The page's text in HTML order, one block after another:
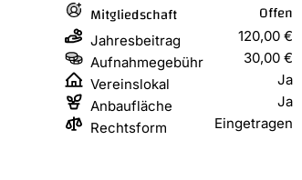
Mitgliedschaft Offen
Jahresbeitrag
120,00 €
Aufnahmegebühr
30,00 €
Vereinslokal
Ja
Anbaufläche
Ja
Rechtsform
Eingetragen